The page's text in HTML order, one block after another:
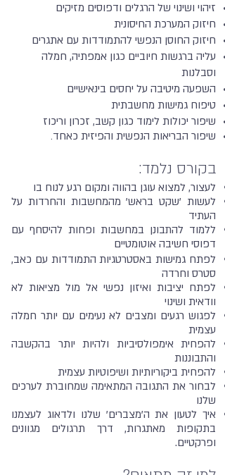
זיהוי ושינוי של הרגלים ודפוסים מזיקים
חיזוק המערכת החיסונית
חיזוק החוסן הנפשי להתמודדות עם אתגרים
עליה ברגשות חיוביים כגון אמפתיה, חמלה
וסבלנות
השפעה מיטיבה על יחסים בינאישיים
טיפוח גמישות מחשבתית
שיפור יכולות לימוד כגון קשב, זכרון וריכוז
שיפור הבריאות הנפשית והפיזית כאחד.
בקורס נלמד:
לעצור, למצוא עוגן בהווה ומקום רגע לנוח בו
לעשות 'שקט בראש' מהמחשבות והחרדות על
העתיד
ללמוד להתבונן במחשבות ופחות להיסחף עם
דפוסי חשיבה אוטומטיים
לפתח גמישות באסטרטגיות התמודדות עם כאב,
סטרס וחרדה
לפתח יציבות ואיזון נפשי אל מול מציאות לא
וודאית ושינוי
לפגוש רגעים ומצבים לא נעימים עם יותר חמלה
עצמית
להפחית אימפולסיביות ולהיות יותר בהקשבה
והתבוננות
להפחית ביקוריותיות ושיפוטיות עצמית
לבחור את התגובה המתאימה שמחוברת לערכים
שלנו
איך לטעון את ה'מצברים' שלנו ולדאוג לעצמנו
בתקופות מאתגרות, דרך תרגולים מגוונים
ופרקטיים.